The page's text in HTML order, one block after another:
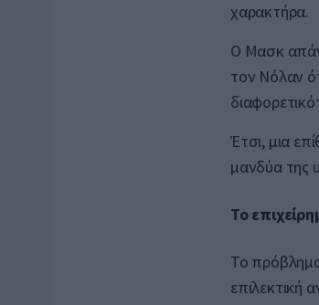
χαρακτήρα.
Ο Μασκ
τον Νόλαν
Έτσι, μια
μανδύα της
Το
Το πρόβλημα
επιλεκτική